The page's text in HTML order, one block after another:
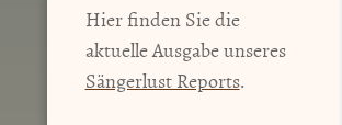
Hier finden Sie die
aktuelle Ausgabe unseres
Sängerlust Reports.